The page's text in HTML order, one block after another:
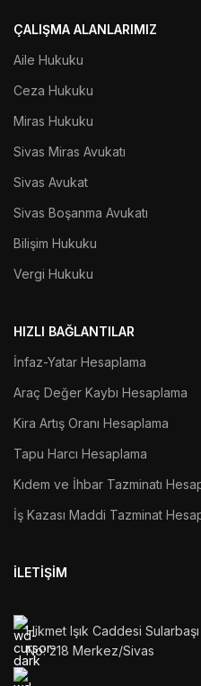
ÇALIŞMA ALANLARIMIZ
Aile Hukuku
Ceza Hukuku
Miras Hukuku
Sivas Miras Avukatı
Sivas Avukat
Sivas Boşanma Avukatı
Bilişim Hukuku
Vergi Hukuku
HIZLI BAĞLANTILAR
İnfaz-Yatar Hesaplama
Araç Değer Kaybı Hesaplama
Kira Artış Oranı Hesaplama
Tapu Harcı Hesaplama
Kıdem ve İhbar Tazminatı
İş Kazası Maddi Tazminat
İLETIŞIM
Hikmet Işık Caddesi
No: 218 Merkez/Sivas